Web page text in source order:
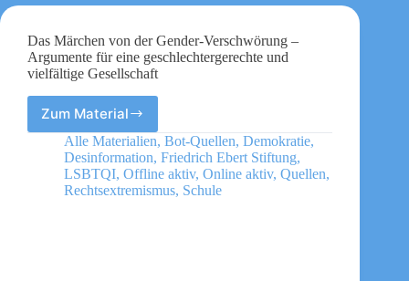
Das Märchen von der Gender-Verschwörung –
Argumente für eine geschlechtergerechte und
vielfältige Gesellschaft
Zum Material
Das
Märchen
von
der
Gender-
Alle Materialien, Bot-Quellen, Demokratie,
Desinformation, Friedrich Ebert Stiftung,
LSBTQI, Offline aktiv, Online aktiv, Quellen,
Rechtsextremismus, Schule